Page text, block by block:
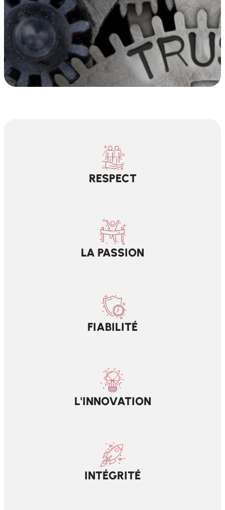
RESPECT
LA PASSION
FIABILITÉ
L'INNOVATION
INTÉGRITÉ